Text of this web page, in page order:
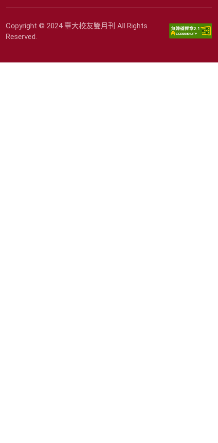
Copyright © 2024 臺大校友雙月刊 All Rights
Reserved.